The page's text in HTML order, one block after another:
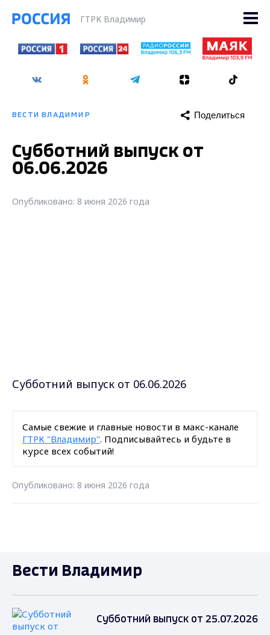
ГТРК Владимир
ВЕСТИ ВЛАДИМИР Поделиться
Субботний выпуск от
06.06.2026
Опубликовано: 8 июня 2026 года
Субботний выпуск от 06.06.2026
Самые свежие и главные новости в макс-канале
ГТРК "Владимир". Подписывайтесь и будьте в
курсе всех событий!
Опубликовано: 8 июня 2026 года
Вести Владимир
Субботний выпуск от 25.07.2026